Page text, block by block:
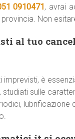
0910471, avrai
Non
al tuo
imprevisti, è
studiati sulle